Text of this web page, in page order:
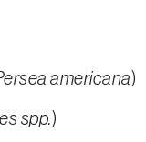
americana)
spp.)